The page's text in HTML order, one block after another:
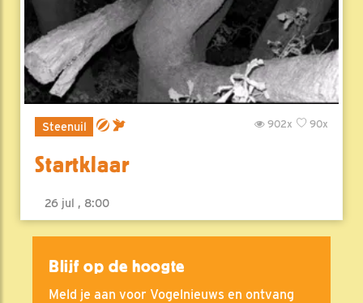
Steenuil 90x
902x
Startklaar
26 jul , 8:00
Blijf op de hoogte
Meld je aan voor Vogelnieuws en ontvang